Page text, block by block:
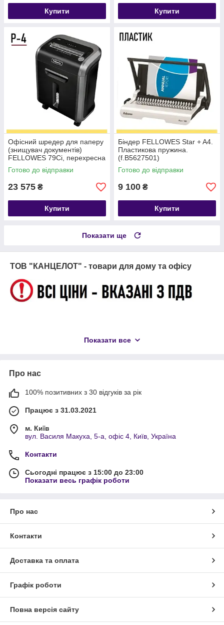
Купити Купити
Офісний шредер для паперу
(знищувач документів)
FELLOWES 79Ci, перехресна
нарізка Р-4
Готово до відправки
23 575 ₴
Купити
Біндер FELLOWES Star + A4.
Пластикова пружина.
(f.B5627501)
Готово до відправки
9 100 ₴
Купити
Показати ще
ТОВ "КАНЦЕЛОТ" - товари для дому та офісу
Показати все
Про нас
100% позитивних з 30 відгуків за рік
Працює з 31.03.2021
м. Київ
вул. Василя Макуха, 5-а, офіс 4, Київ, Україна
Контакти
Сьогодні працює з 15:00 до 23:00
Показати весь графік роботи
Про нас
Контакти
Доставка та оплата
Графік роботи
Повна версія сайту